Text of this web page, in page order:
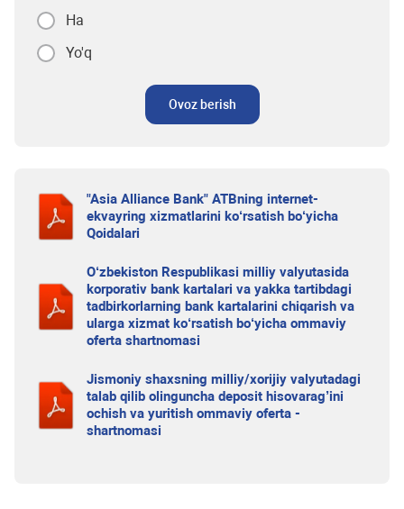
Ha
Yo'q
Ovoz berish
"Asia Alliance Bank" ATBning internet-
ekvayring xizmatlarini ko‘rsatish bo‘yicha
Qoidalari
O‘zbekiston Respublikasi milliy valyutasida
korporativ bank kartalari va yakka tartibdagi
tadbirkorlarning bank kartalarini chiqarish va
ularga xizmat ko‘rsatish bo‘yicha ommaviy
oferta shartnomasi
Jismoniy shaxsning milliy/xorijiy valyutadagi
talab qilib olinguncha deposit hisovarag’ini
ochish va yuritish ommaviy oferta -
shartnomasi